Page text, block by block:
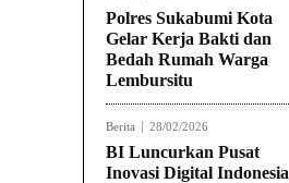
Polres Sukabumi Kota
Gelar Kerja Bakti dan
Bedah Rumah Warga
Lembursitu
Berita 28/02/2026
BI Luncurkan Pusat
Inovasi Digital Indonesia